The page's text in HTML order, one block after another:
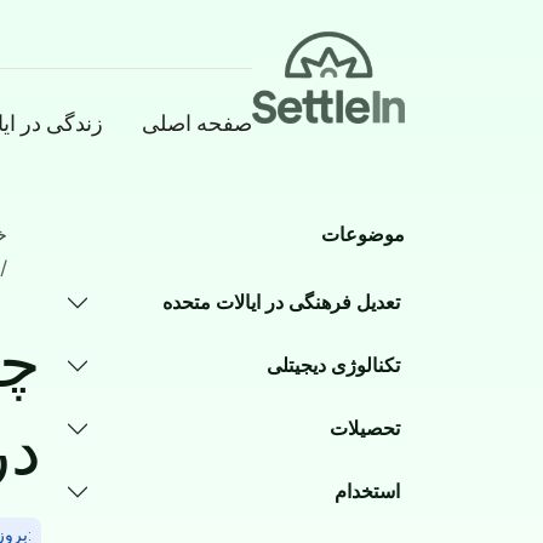
Skip to main content
صفحه اصلی زندگی در
navigation
موضوعات
تعدیل فرهنگی در ایالات متحده
تکنالوژی دیجیتلی
تحصیلات
استخدام